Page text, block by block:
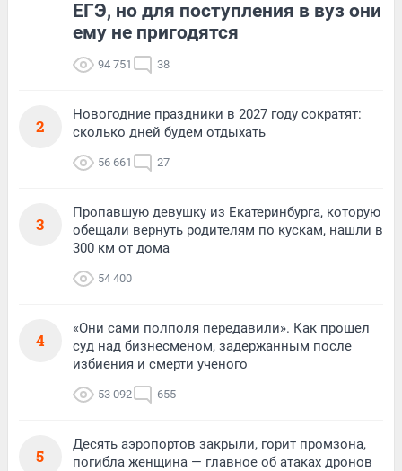
ЕГЭ, но для поступления в вуз они
ему не пригодятся
94 751 38
2
Новогодние праздники в 2027 году сократят:
сколько дней будем отдыхать
56 661 27
3
Пропавшую девушку из Екатеринбурга, которую
обещали вернуть родителям по кускам, нашли в
300 км от дома
54 400
4
«Они сами полполя передавили». Как прошел
суд над бизнесменом, задержанным после
избиения и смерти ученого
53 092 655
5
Десять аэропортов закрыли, горит промзона,
погибла женщина — главное об атаках дронов